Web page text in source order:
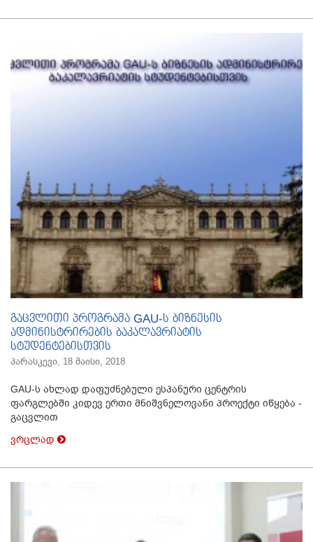
გაცვლითი პროგრამა GAU-ს ბიზნესის
ადმინისტრირების ბაკალავრიატის
სტუდენტებისთვის
პარასკევი, 18 მაისი, 2018
GAU-ს ახლად დაფუძნებული ესპანური ცენტრის
ფარგლებში კიდევ ერთი მნიშვნელოვანი პროექტი იწყება -
გაცვლით
ვრცლად